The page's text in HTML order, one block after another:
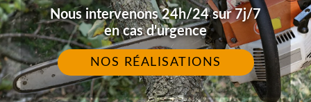
Nous intervenons 24h/24 sur 7j/7
en cas d'urgence
NOS RÉALISATIONS